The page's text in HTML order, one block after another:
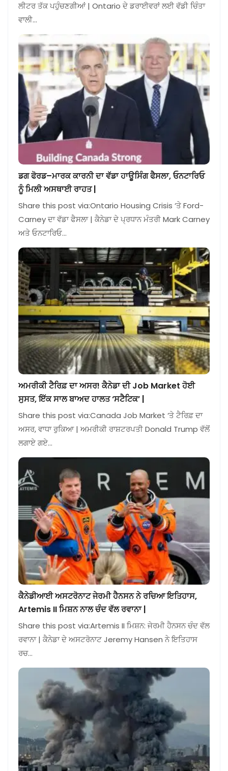
ਲੀਟਰ ਤੱਕ ਪਹੁੰਚਣਗੀਆਂ | Ontario ਦੇ ਡਰਾਈਵਰਾਂ ਲਈ ਵੱਡੀ ਚਿੰਤਾ
ਵਾਲੀ…
ਡਗ ਫੋਰਡ–ਮਾਰਕ ਕਾਰਨੀ ਦਾ ਵੱਡਾ ਹਾਊਸਿੰਗ ਫੈਸਲਾ, ਓਨਟਾਰਿਓ
ਨੂੰ ਮਿਲੀ ਅਸਥਾਈ ਰਾਹਤ |
Share this post via:Ontario Housing Crisis ‘ਤੇ Ford-
Carney ਦਾ ਵੱਡਾ ਫੈਸਲਾ | ਕੈਨੇਡਾ ਦੇ ਪ੍ਰਧਾਨ ਮੰਤਰੀ Mark Carney
ਅਤੇ ਓਨਟਾਰਿਓ…
ਅਮਰੀਕੀ ਟੈਰਿਫ਼ ਦਾ ਅਸਰ! ਕੈਨੇਡਾ ਦੀ Job Market ਹੋਈ
ਸੁਸਤ, ਇੱਕ ਸਾਲ ਬਾਅਦ ਹਾਲਤ ‘ਸਟੈਟਿਕ’ |
Share this post via:Canada Job Market ‘ਤੇ ਟੈਰਿਫ਼ ਦਾ
ਅਸਰ, ਵਾਧਾ ਰੁਕਿਆ | ਅਮਰੀਕੀ ਰਾਸ਼ਟਰਪਤੀ Donald Trump ਵੱਲੋਂ
ਲਗਾਏ ਗਏ…
ਕੈਨੇਡੀਆਈ ਅਸਟਰੋਨਾਟ ਜੇਰਮੀ ਹੈਨਸਨ ਨੇ ਰਚਿਆ ਇਤਿਹਾਸ,
Artemis II ਮਿਸ਼ਨ ਨਾਲ ਚੰਦ ਵੱਲ ਰਵਾਨਾ |
Share this post via:Artemis II ਮਿਸ਼ਨ: ਜੇਰਮੀ ਹੈਨਸਨ ਚੰਦ ਵੱਲ
ਰਵਾਨਾ | ਕੈਨੇਡਾ ਦੇ ਅਸਟਰੋਨਾਟ Jeremy Hansen ਨੇ ਇਤਿਹਾਸ
ਰਚ…